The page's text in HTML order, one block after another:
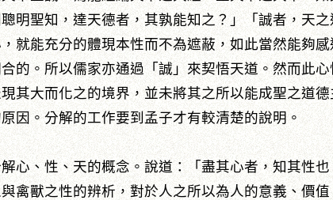
明聖知，達天德者，其孰能知之？」「誠者，天
就能充分的體現本性而不為遮蔽，如此當然能夠
的。所以儒家亦通過「誠」來契悟天道。然而此
其大而化之的境界，並未將其之所以能成聖之道
因。分解的工作要到孟子才有較清楚的說明。
心、性、天的概念。說道：「盡其心者，知其性
禽獸之性的辨析，對於人之所以為人的意義、價